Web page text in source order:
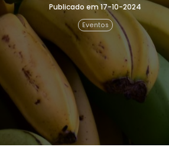
Publicado em 17-10-2024
Eventos